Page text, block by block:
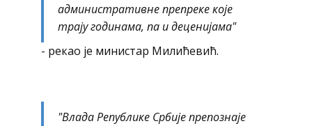
административне препреке које
трају годинама, па и деценијама"
- рекао је министар Милићевић.
"Влада Републике Србије препознаје